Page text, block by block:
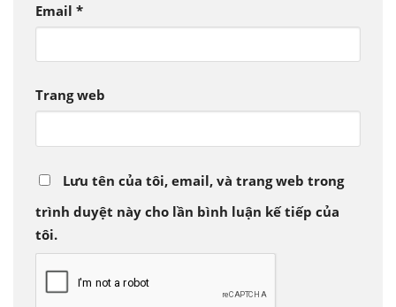
Email *
Trang web
Lưu tên của tôi, email, và trang web trong
trình duyệt này cho lần bình luận kế tiếp của
tôi.